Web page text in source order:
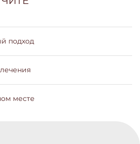
подход
на себя все заботы во время
подобран план индивидуального
понимать все этапы лечения
месте